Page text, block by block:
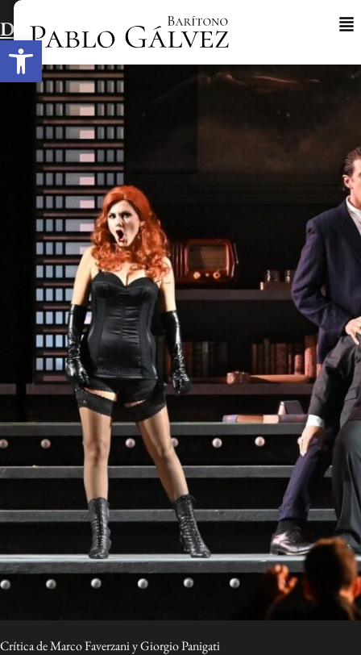
Abrir barra de herramientas
Don Pasquale en OPERALIBERA
Crítica de Marco Faverzani y Giorgio Panigati